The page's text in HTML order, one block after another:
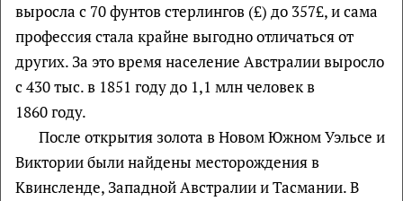
выросла с 70 фунтов стерлингов (£) до 357£, и сама
профессия стала крайне выгодно отличаться от
других. За это время население Австралии выросло
с 430 тыс. в 1851 году до 1,1 млн человек в
1860 году.
После открытия золота в Новом Южном Уэльсе и
Виктории были найдены месторождения в
Квинсленде, Западной Австралии и Тасмании. В